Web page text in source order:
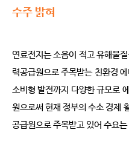
수주 밝혀
연료전지는 소음이 적고 유해물
력공급원으로 주목받는 친환경
소비형 발전까지 다양한 규모로
원으로써 현재 정부의 수소 경제
공급원으로 주목받고 있어 수요